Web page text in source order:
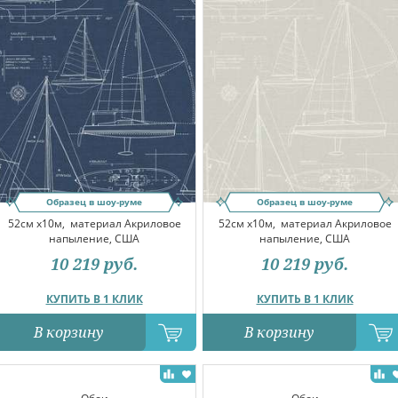
Образец в шоу-руме
52см x10м, материал Акриловое
напыление, США
КУПИТЬ В 1 КЛИК
10 219 руб.
В корзину
Образец в шоу-руме
52см x10м, материал Акриловое
напыление, США
КУПИТЬ В 1 КЛИК
10 219 руб.
В корзину